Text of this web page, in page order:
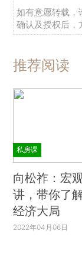
如有意愿转载，
确认及授权后，
推荐阅读
私房课
向松祚：宏
讲，带你了
经济大局
2022年04月06日